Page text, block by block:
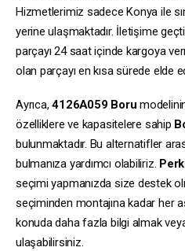
Hizmetlerimiz sadece Konya ile
yerine ulaşmaktadır. İletişime
parçayı 24 saat içinde kargoya
olan parçayı en kısa sürede elde
Ayrıca,4126A059 Boru
özelliklere ve kapasitelere sahip
bulunmaktadır. Bu alternatifler
bulmanıza yardımcı olabiliriz.
seçimi yapmanızda size destek
seçiminden montajına kadar her
konuda daha fazla bilgi almak
ulaşabilirsiniz.